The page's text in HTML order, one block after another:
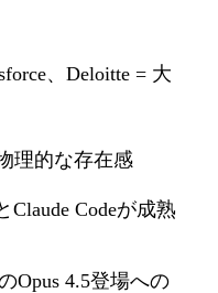
、Deloitte = 大
理的な存在感
Claude Codeが成熟
Opus 4.5登場への